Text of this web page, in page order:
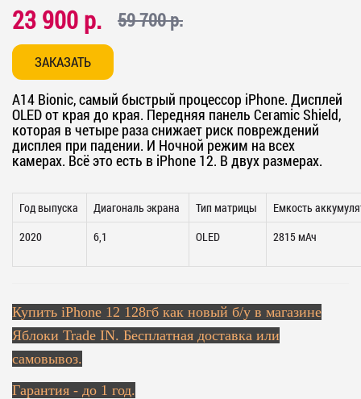
23 900 р. 59 700 р.
ЗАКАЗАТЬ
A14 Bionic, самый быстрый процессор iPhone. Дисплей
OLED от края до края. Передняя панель Ceramic Shield,
которая в четыре раза снижает риск повреждений
дисплея при падении. И Ночной режим на всех
камерах. Всё это есть в iPhone 12. В двух размерах.
Год выпуска Диагональ экрана Тип матрицы
Емкость
2020
6,1 OLED 2815 мАч
Купить iPhone 12 128гб как новый б/у в магазине
Яблоки Trade IN. Бесплатная доставка или
самовывоз.
Гарантия - до 1 год.